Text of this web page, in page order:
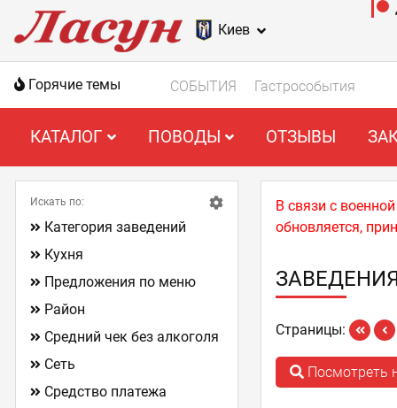
Киев
Горячие темы СОБЫТИЯ Гастрособытия
КАТАЛОГ ПОВОДЫ ОТЗЫВЫ
В связи с
обновляется,
Страницы:
Посмотреть
Искать по:
Категория заведений
Кухня
Предложения по меню
Район
Средний чек без алкоголя
Сеть
Средство платежа